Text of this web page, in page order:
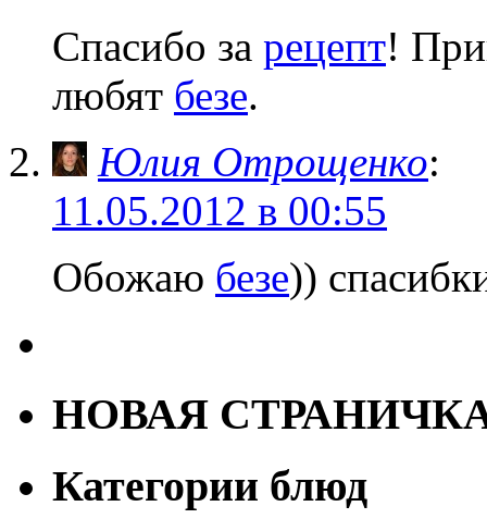
Спасибо за рецепт!
любят безе.
Юлия Отрощенко:
11.05.2012 в 00:55
Обожаю безе))
НОВАЯ
Категории блюд